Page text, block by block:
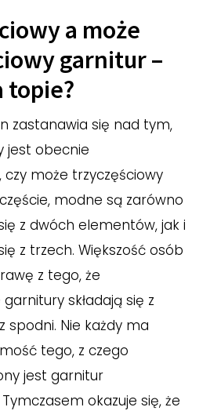
a może
garnitur –
topie?
zastanawia się nad tym,
jest obecnie
czy może trzyczęściowy
modne są zarówno
z dwóch elementów, jak i
z trzech. Większość osób
z tego, że
składają się z
spodni. Nie każdy ma
tego, z czego
jest garnitur
okazuje się, że